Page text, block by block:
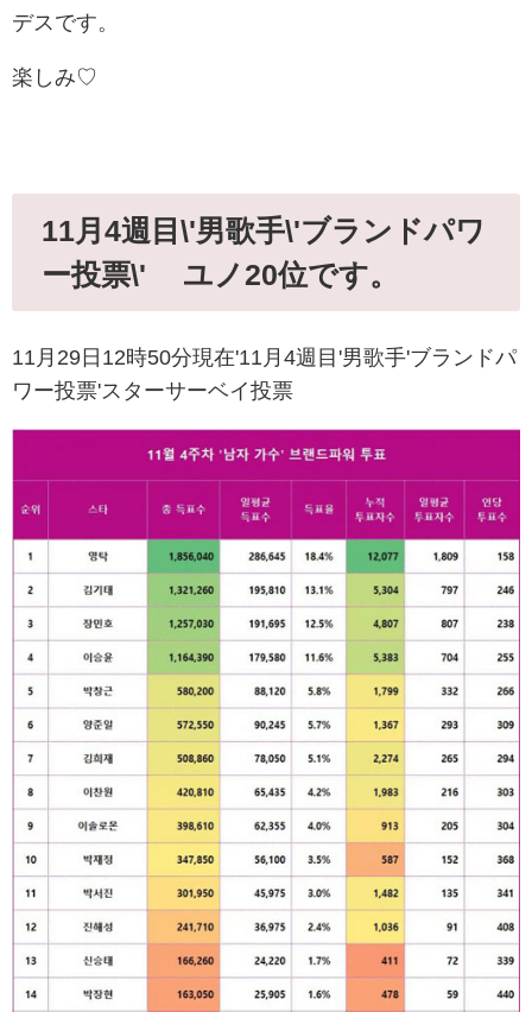
デスです。
楽しみ♡
11月4週目\'男歌手\'ブランドパワ
ー投票\' ユノ20位です。
11月29日12時50分現在'11月4週目'男歌手'ブランドパ
ワー投票'スターサーベイ投票